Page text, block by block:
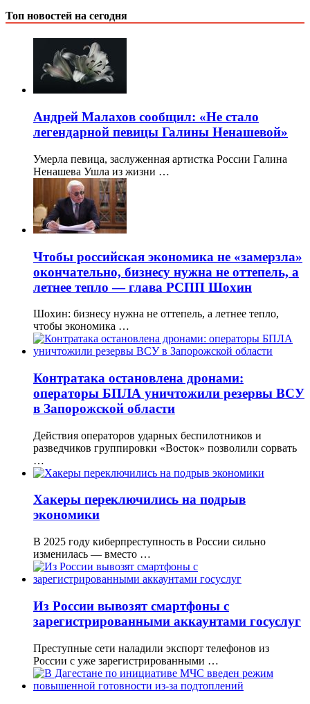
Топ новостей на сегодня
Андрей Малахов сообщил: «Не стало
легендарной певицы Галины Ненашевой»
Умерла певица, заслуженная артистка России Галина
Ненашева Ушла из жизни …
Чтобы российская экономика не «замерзла»
окончательно, бизнесу нужна не оттепель, а
летнее тепло — глава РСПП Шохин
Шохин: бизнесу нужна не оттепель, а летнее тепло,
чтобы экономика …
Контратака остановлена дронами:
операторы БПЛА уничтожили резервы ВСУ
в Запорожской области
Действия операторов ударных беспилотников и
разведчиков группировки «Восток» позволили сорвать
…
Хакеры переключились на подрыв
экономики
В 2025 году киберпреступность в России сильно
изменилась — вместо …
Из России вывозят смартфоны с
зарегистрированными аккаунтами госуслуг
Преступные сети наладили экспорт телефонов из
России с уже зарегистрированными …